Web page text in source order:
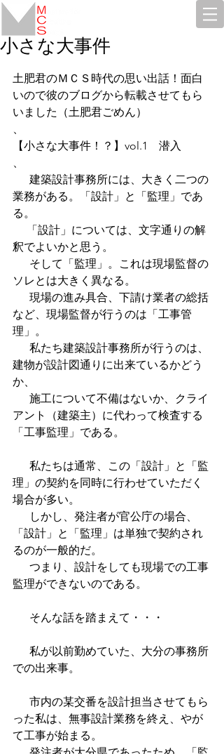
小さな大事件
土肥君のＭＣＳ時代の思い出話！面白
いので彼のブログから転載させてもら
いました（土肥君ごめん）
、
【小さな大事件！？】vol.1　潜入
、
業務がある。「設計」と「監理」であ
る。
釈でよいかと思う。
ソレとは大きく異なる。
など、現場監督が行うのは「工事管
理」。
建物が設計図通りに出来ているかどう
か、
アント（建築主）に代わって検査する
「工事監理」である。
理」の契約を同時に行わせていただく
場合が多い。
「設計」と「監理」は単独で契約され
るのが一般的だ。
監理ができないのである。
      そんな話を踏まえて・・・
での出来事。
った私は、無事設計業務を終え、やが
て工事が始まる。